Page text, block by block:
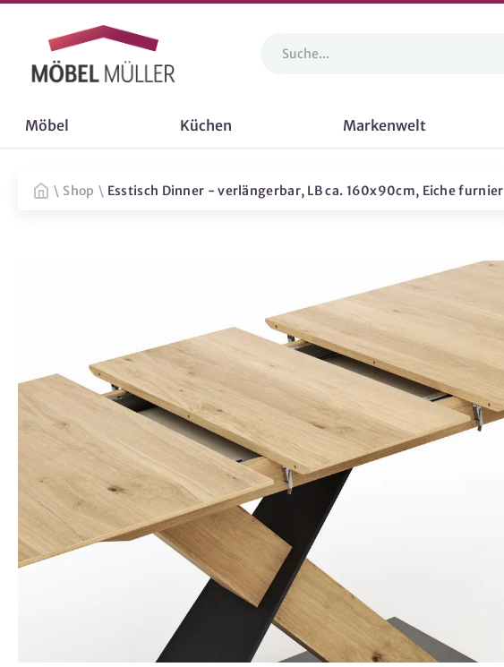
Möbel Küchen Markenwelt
\ Shop \ Esstisch Dinner - verlängerbar, LB ca. 160x90cm, Eiche furnier